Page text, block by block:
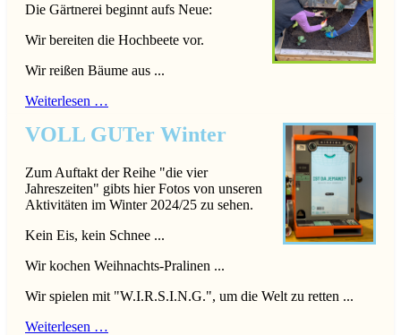
Die Gärtnerei beginnt aufs Neue:
Wir bereiten die Hochbeete vor.
Wir reißen Bäume aus ...
Weiterlesen …
VOLL GUTer Winter
Zum Auftakt der Reihe "die vier
Jahreszeiten" gibts hier Fotos von unseren
Aktivitäten im Winter 2024/25 zu sehen.
Kein Eis, kein Schnee ...
Wir kochen Weihnachts-Pralinen ...
Wir spielen mit "W.I.R.S.I.N.G.", um die Welt zu retten ...
Weiterlesen …